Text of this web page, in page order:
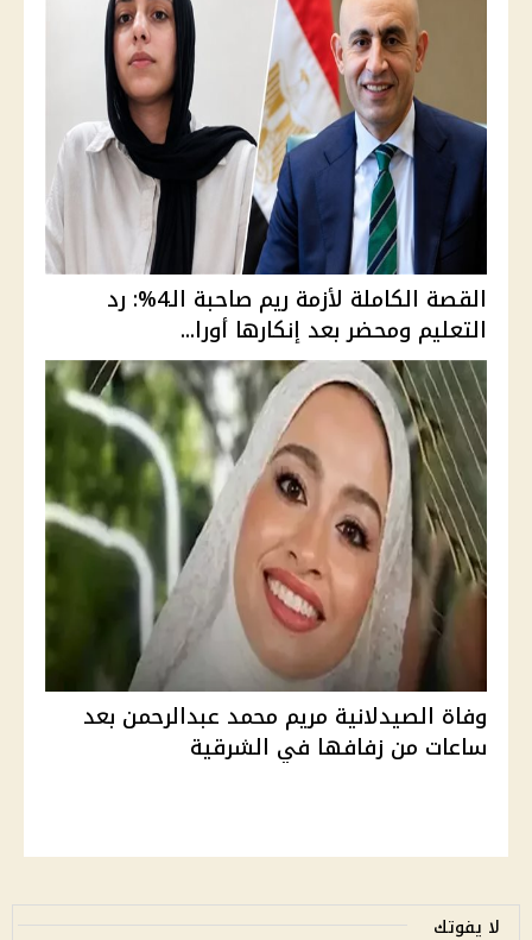
القصة الكاملة لأزمة ريم صاحبة الـ4%: رد
التعليم ومحضر بعد إنكارها أورا...
وفاة الصيدلانية مريم محمد عبدالرحمن بعد
ساعات من زفافها في الشرقية
لا يفوتك